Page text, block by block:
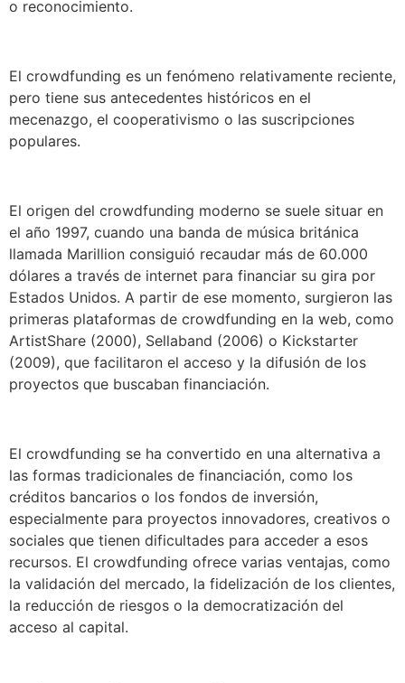
o reconocimiento.
El crowdfunding es un fenómeno relativamente reciente,
pero tiene sus antecedentes históricos en el
mecenazgo, el cooperativismo o las suscripciones
populares.
El origen del crowdfunding moderno se suele situar en
el año 1997, cuando una banda de música británica
llamada Marillion consiguió recaudar más de 60.000
dólares a través de internet para financiar su gira por
Estados Unidos. A partir de ese momento, surgieron las
primeras plataformas de crowdfunding en la web, como
ArtistShare (2000), Sellaband (2006) o Kickstarter
(2009), que facilitaron el acceso y la difusión de los
proyectos que buscaban financiación.
El crowdfunding se ha convertido en una alternativa a
las formas tradicionales de financiación, como los
créditos bancarios o los fondos de inversión,
especialmente para proyectos innovadores, creativos o
sociales que tienen dificultades para acceder a esos
recursos. El crowdfunding ofrece varias ventajas, como
la validación del mercado, la fidelización de los clientes,
la reducción de riesgos o la democratización del
acceso al capital.